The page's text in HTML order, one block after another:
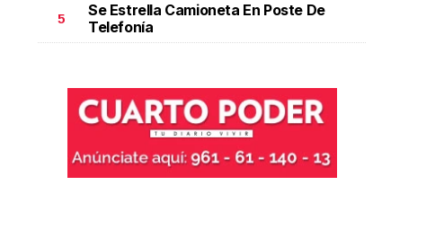
5
Se Estrella Camioneta En Poste De
Telefonía